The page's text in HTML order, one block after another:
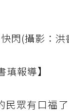
閃(攝影：洪
瑱報導】
民眾有口福